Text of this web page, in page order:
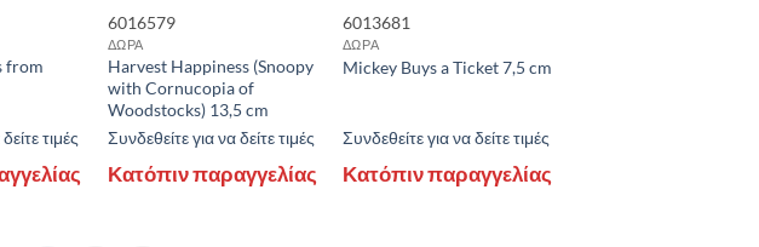
from
τιμές
6016579
ΔΩΡΑ
Harvest Happiness (Snoopy
with Cornucopia of
Woodstocks) 13,5 cm
Συνδεθείτε για να δείτε τιμές
Κατόπιν παραγγελίας
6013681
ΔΩΡΑ
Mickey Buys a Ticket 7,5 cm
Συνδεθείτε για να δείτε τιμές
Κατόπιν παραγγελίας